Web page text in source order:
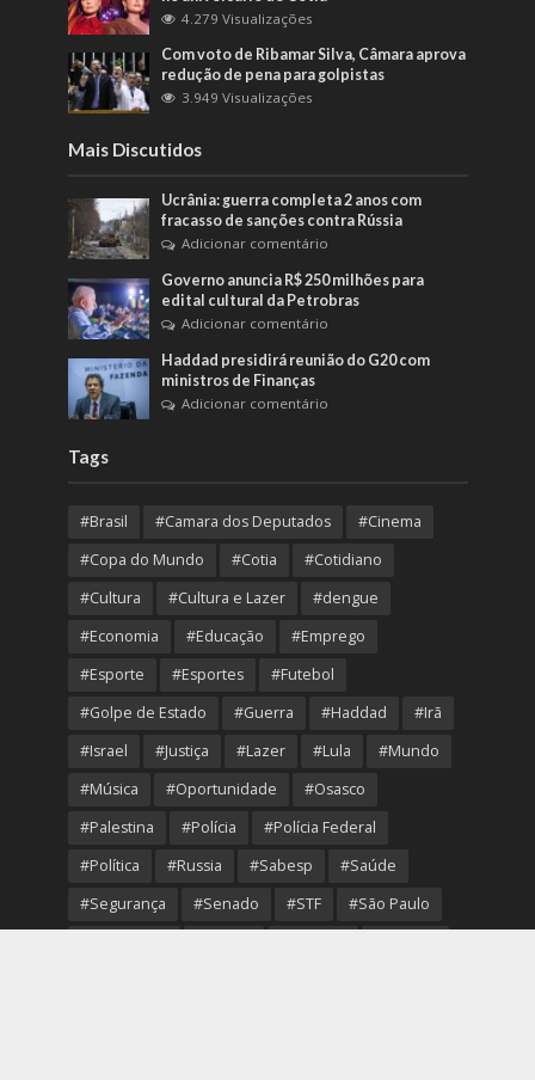
4.279 Visualizações
Com voto de Ribamar Silva, Câmara aprova
redução de pena para golpistas
3.949 Visualizações
Mais Discutidos
Ucrânia: guerra completa 2 anos com
fracasso de sanções contra Rússia
Adicionar comentário
Governo anuncia R$ 250 milhões para
edital cultural da Petrobras
Adicionar comentário
Haddad presidirá reunião do G20 com
ministros de Finanças
Adicionar comentário
Tags
#Brasil #Camara dos Deputados
#Cinema
#Copa do Mundo
#Cotia
#Cotidiano
#Cultura
#Cultura e Lazer
#dengue
#Economia
#Educação
#Emprego
#Esporte
#Esportes
#Futebol
#Golpe de Estado
#Guerra #Haddad
#Irã
#Israel
#Justiça #Lazer #Lula
#Mundo
#Música
#Oportunidade
#Osasco
#Palestina
#Polícia
#Polícia Federal
#Política
#Russia #Sabesp
#Saúde
#Segurança
#Senado #STF
#São Paulo